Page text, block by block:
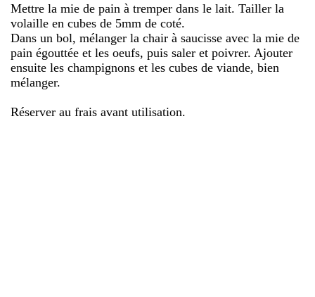
Mettre la mie de pain à tremper dans le lait. Tailler la
volaille en cubes de 5mm de coté.
Dans un bol, mélanger la chair à saucisse avec la mie de
pain égouttée et les oeufs, puis saler et poivrer. Ajouter
ensuite les champignons et les cubes de viande, bien
mélanger.
Réserver au frais avant utilisation.